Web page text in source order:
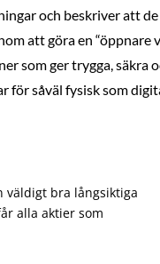
och beskriver att
att göra en “öppnare
som ger trygga, säkra
för såväl fysisk som
väldigt bra långsiktiga
alla aktier som